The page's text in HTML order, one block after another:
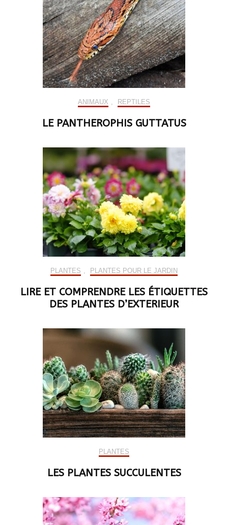
ANIMAUX , REPTILES
LE PANTHEROPHIS GUTTATUS
PLANTES , PLANTES POUR LE JARDIN
LIRE ET COMPRENDRE LES ÉTIQUETTES
DES PLANTES D’EXTERIEUR
PLANTES
LES PLANTES SUCCULENTES